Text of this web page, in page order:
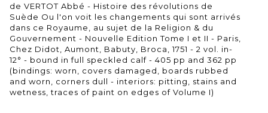
de VERTOT Abbé - Histoire des révolutions de
Suède Ou l'on voit les changements qui sont arrivés
dans ce Royaume, au sujet de la Religion & du
Gouvernement - Nouvelle Edition Tome I et II - Paris,
Chez Didot, Aumont, Babuty, Broca, 1751 - 2 vol. in-
12° - bound in full speckled calf - 405 pp and 362 pp
(bindings: worn, covers damaged, boards rubbed
and worn, corners dull - interiors: pitting, stains and
wetness, traces of paint on edges of Volume I)